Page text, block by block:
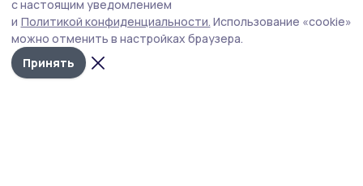
с настоящим уведомлением
и Политикой конфиденциальности. Использование «cookie»
можно отменить в настройках браузера.
Принять